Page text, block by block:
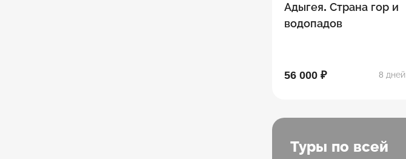
Адыгея. Страна гор и
водопадов
56 000 ₽ 8 дней
Туры по всей